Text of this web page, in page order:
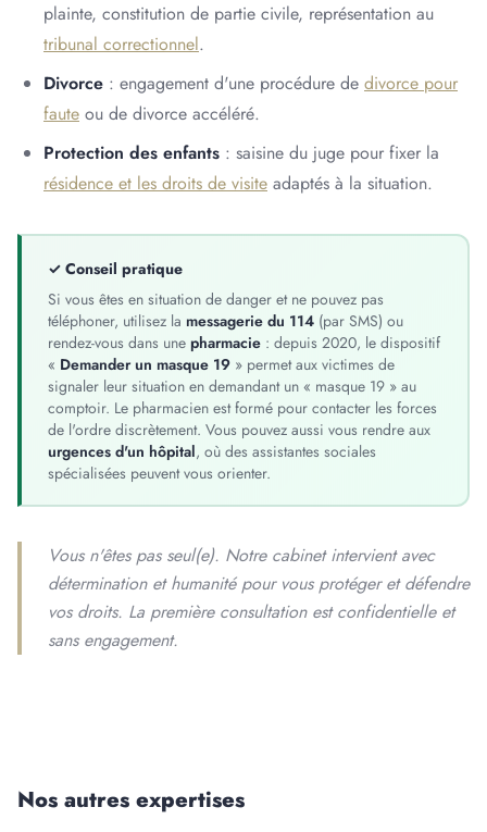
plainte, constitution de partie civile, représentation au
tribunal correctionnel.
Divorce : engagement d'une procédure de divorce pour
faute ou de divorce accéléré.
Protection des enfants : saisine du juge pour fixer la
résidence et les droits de visite adaptés à la situation.
✓ Conseil pratique
Si vous êtes en situation de danger et ne pouvez pas
téléphoner, utilisez la messagerie du 114 (par SMS) ou
rendez-vous dans une pharmacie : depuis 2020, le dispositif
« Demander un masque 19 » permet aux victimes de
signaler leur situation en demandant un « masque 19 » au
comptoir. Le pharmacien est formé pour contacter les forces
de l'ordre discrètement. Vous pouvez aussi vous rendre aux
urgences d'un hôpital, où des assistantes sociales
spécialisées peuvent vous orienter.
Vous n'êtes pas seul(e). Notre cabinet intervient avec
détermination et humanité pour vous protéger et défendre
vos droits. La première consultation est confidentielle et
sans engagement.
Nos autres expertises